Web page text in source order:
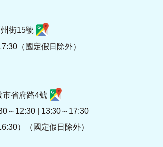
街15號
（國定假日除外）
市省府路4號
～12:30 | 13:30～17:30
）（國定假日除外）